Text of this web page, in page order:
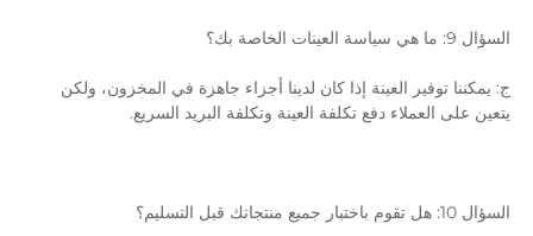
السؤال 9: ما هي سياسة العينات الخاصة بك؟
يتعين على العملاء دفع تكلفة العينة وتكلفة البريد السريع.
السؤال 10: هل تقوم باختبار جميع منتجاتك قبل التسليم؟